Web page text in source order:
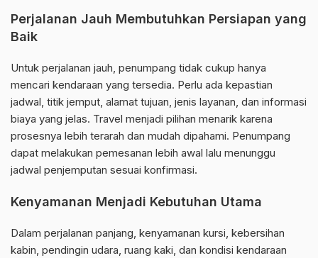
Perjalanan Jauh Membutuhkan Persiapan yang
Baik
Untuk perjalanan jauh, penumpang tidak cukup hanya
mencari kendaraan yang tersedia. Perlu ada kepastian
jadwal, titik jemput, alamat tujuan, jenis layanan, dan informasi
biaya yang jelas. Travel menjadi pilihan menarik karena
prosesnya lebih terarah dan mudah dipahami. Penumpang
dapat melakukan pemesanan lebih awal lalu menunggu
jadwal penjemputan sesuai konfirmasi.
Kenyamanan Menjadi Kebutuhan Utama
Dalam perjalanan panjang, kenyamanan kursi, kebersihan
kabin, pendingin udara, ruang kaki, dan kondisi kendaraan